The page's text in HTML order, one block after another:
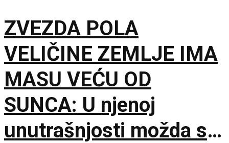
ZVEZDA POLA
VELIČINE ZEMLJE IMA
MASU VEĆU OD
SUNCA: U njenoj
unutrašnjosti možda se